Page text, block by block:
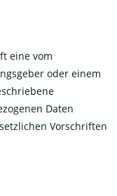
eine vom
oder einem
Daten
Vorschriften